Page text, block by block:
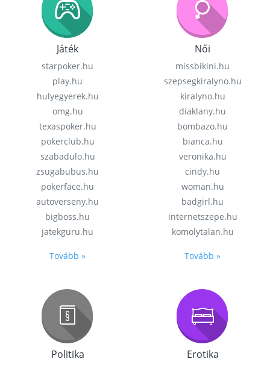
Játék
starpoker.hu
play.hu
hulyegyerek.hu
omg.hu
texaspoker.hu
pokerclub.hu
szabadulo.hu
zsugabubus.hu
pokerface.hu
autoverseny.hu
bigboss.hu
jatekguru.hu
Tovább »
Női
missbikini.hu
szepsegkiralyno.hu
kiralyno.hu
diaklany.hu
bombazo.hu
bianca.hu
veronika.hu
cindy.hu
woman.hu
badgirl.hu
internetszepe.hu
komolytalan.hu
Tovább »
Politika Erotika